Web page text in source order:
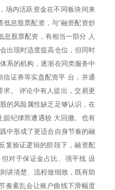
场内活跃资金在不同板块间来
息股票配资，与“融资配资炒
息股票配资，有相当一部分 人
出现时适度提高仓位，但同时
系的机构，逐渐在同类服务中
证券等实盘配资平 台，并通
。 评论中有人提出，交易更
的风险属性缺乏足够认识，在
损纪律而遭遇较 大回撤。也有
中形成了更适合自身节奏的融
复验证逻辑的阶段下，融资配
对于保证金占比、强平线 设
讲清楚、流程做细致，既有助
奏紊乱会让账户曲线下滑幅度